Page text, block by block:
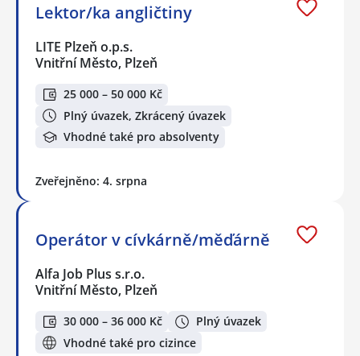
Lektor/ka angličtiny
LITE Plzeň o.p.s.
Vnitřní Město, Plzeň
25 000 – 50 000 Kč
Plný úvazek, Zkrácený úvazek
Vhodné také pro absolventy
Zveřejněno: 4. srpna
Operátor v cívkárně/měďárně
Alfa Job Plus s.r.o.
Vnitřní Město, Plzeň
30 000 – 36 000 Kč
Plný úvazek
Vhodné také pro cizince